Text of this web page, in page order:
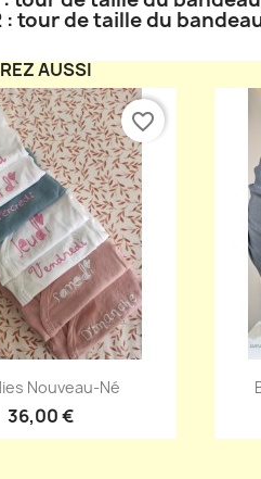
: tour de taille du
AUSSI
rapide
Nouveau-Né
36,00 €
favorite_border